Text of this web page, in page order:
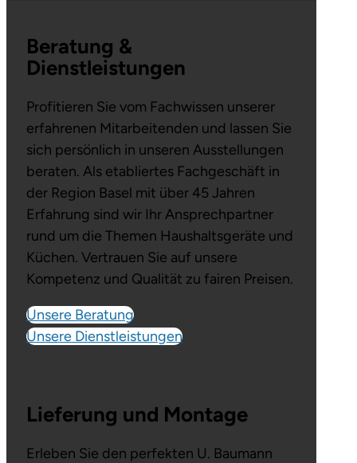
Beratung &
Dienstleistungen
Profitieren Sie vom Fachwissen unserer
erfahrenen Mitarbeitenden und lassen Sie
sich persönlich in unseren Ausstellungen
beraten. Als etabliertes Fachgeschäft in
der Region Basel mit über 45 Jahren
Erfahrung sind wir Ihr Ansprechpartner
rund um die Themen Haushaltsgeräte und
Küchen. Vertrauen Sie auf unsere
Kompetenz und Qualität zu fairen Preisen.
Unsere Beratung
Unsere Dienstleistungen
Lieferung und Montage
Erleben Sie den perfekten U. Baumann